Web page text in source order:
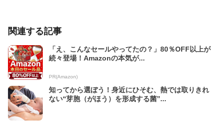
関連する記事
「え、こんなセールやってたの？」80％OFF以上が
続々登場！Amazonの本気が...
PR(Amazon)
知ってから選ぼう！身近にひそむ、熱では取りきれ
ない“芽胞（がほう）を形成する菌”...